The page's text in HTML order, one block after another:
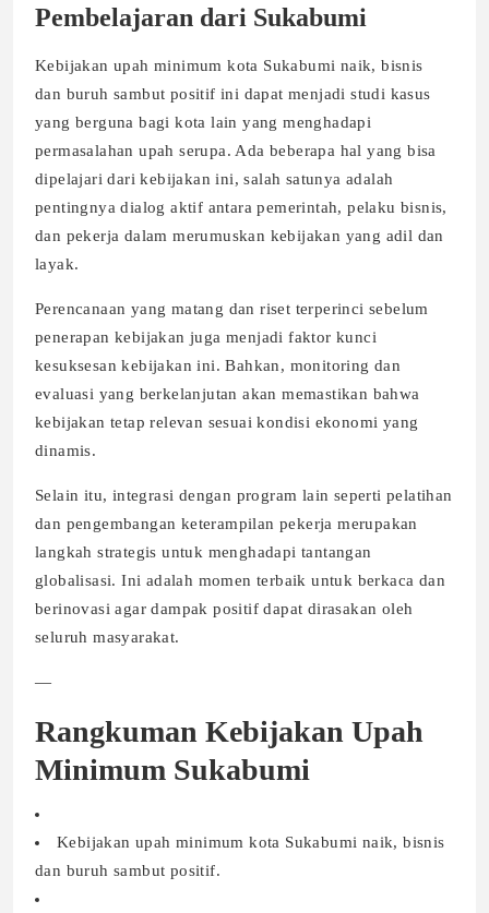
Pembelajaran dari Sukabumi
Kebijakan upah minimum kota Sukabumi naik, bisnis
dan buruh sambut positif ini dapat menjadi studi kasus
yang berguna bagi kota lain yang menghadapi
permasalahan upah serupa. Ada beberapa hal yang bisa
dipelajari dari kebijakan ini, salah satunya adalah
pentingnya dialog aktif antara pemerintah, pelaku bisnis,
dan pekerja dalam merumuskan kebijakan yang adil dan
layak.
Perencanaan yang matang dan riset terperinci sebelum
penerapan kebijakan juga menjadi faktor kunci
kesuksesan kebijakan ini. Bahkan, monitoring dan
evaluasi yang berkelanjutan akan memastikan bahwa
kebijakan tetap relevan sesuai kondisi ekonomi yang
dinamis.
Selain itu, integrasi dengan program lain seperti pelatihan
dan pengembangan keterampilan pekerja merupakan
langkah strategis untuk menghadapi tantangan
globalisasi. Ini adalah momen terbaik untuk berkaca dan
berinovasi agar dampak positif dapat dirasakan oleh
seluruh masyarakat.
—
Rangkuman Kebijakan Upah
Minimum Sukabumi
Kebijakan upah minimum kota Sukabumi naik, bisnis
dan buruh sambut positif.